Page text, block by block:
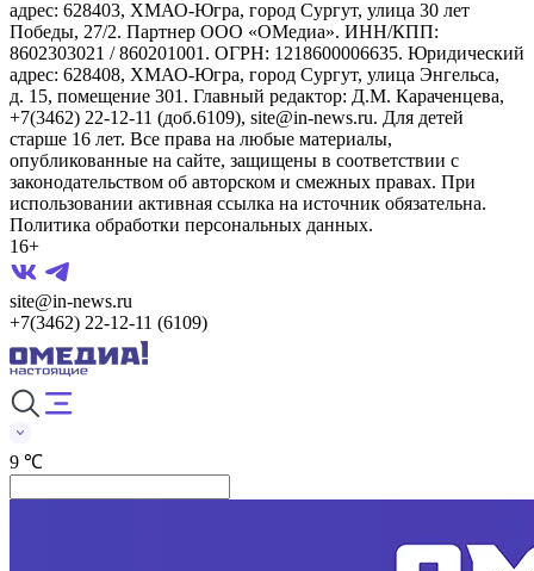
адрес: 628403, ХМАО-Югра, город Сургут, улица 30 лет
Победы, 27/2. Партнер ООО «ОМедиа». ИНН/КПП:
8602303021 / 860201001. ОГРН: 1218600006635. Юридический
адрес: 628408, ХМАО-Югра, город Сургут, улица Энгельса,
д. 15, помещение 301. Главный редактор: Д.М. Караченцева,
+7(3462) 22-12-11 (доб.6109), site@in-news.ru. Для детей
старше 16 лет. Все права на любые материалы,
опубликованные на сайте, защищены в соответствии с
законодательством об авторском и смежных правах. При
использовании активная ссылка на источник обязательна.
Политика обработки персональных данных.
16+
site@in-news.ru
+7(3462) 22-12-11 (6109)
9 ℃